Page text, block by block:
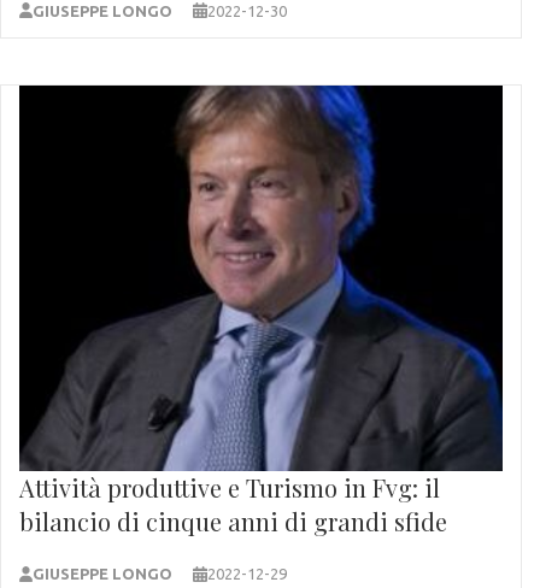
GIUSEPPE LONGO 2022-12-30
Attività produttive e Turismo in Fvg: il
bilancio di cinque anni di grandi sfide
GIUSEPPE LONGO 2022-12-29